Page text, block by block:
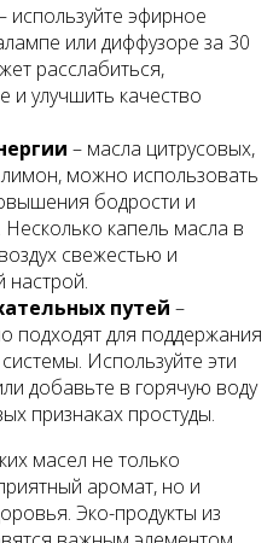
используйте эфирное
или диффузоре за 30
расслабиться,
и улучшить качество
– масла цитрусовых,
лимон, можно использовать
бодрости и
капель масла в
свежестью и
настрой.
путей –
подходят для поддержания
Используйте эти
добавьте в горячую воду
признаках простуды.
масел не только
аромат, но и
Эко-продукты из